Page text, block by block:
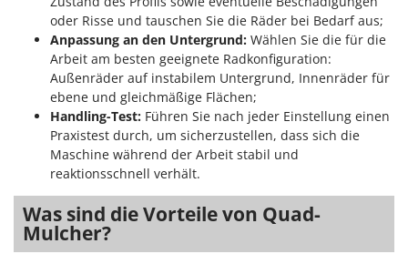
oder Risse und tauschen Sie die Räder bei Bedarf aus;
Anpassung an den Untergrund: Wählen Sie die für die
Arbeit am besten geeignete Radkonfiguration:
Außenräder auf instabilem Untergrund, Innenräder für
ebene und gleichmäßige Flächen;
Handling-Test: Führen Sie nach jeder Einstellung einen
Praxistest durch, um sicherzustellen, dass sich die
Maschine während der Arbeit stabil und
reaktionsschnell verhält.
Was sind die Vorteile von Quad-
Mulcher?